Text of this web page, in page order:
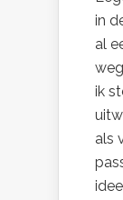
in
al
ik
als